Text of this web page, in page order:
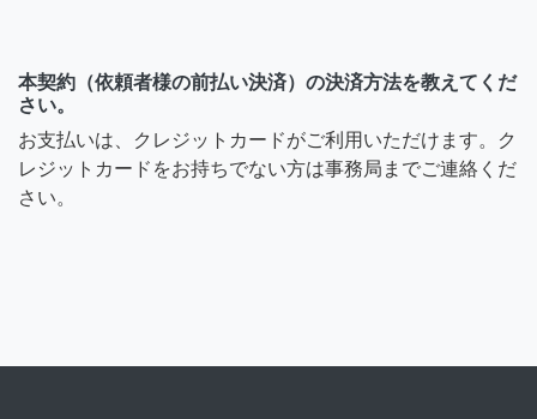
本契約（依頼者様の前払い決済）の決済方法を教えてくだ
さい。
お支払いは、クレジットカードがご利用いただけます。ク
レジットカードをお持ちでない方は事務局までご連絡くだ
さい。